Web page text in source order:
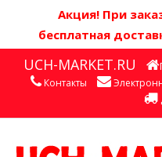
Акция! При
бесплатная
UCH-MARKET.RU
Контакты